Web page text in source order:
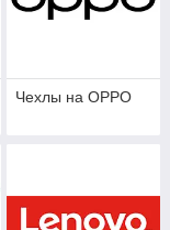
Чехлы на OPPO